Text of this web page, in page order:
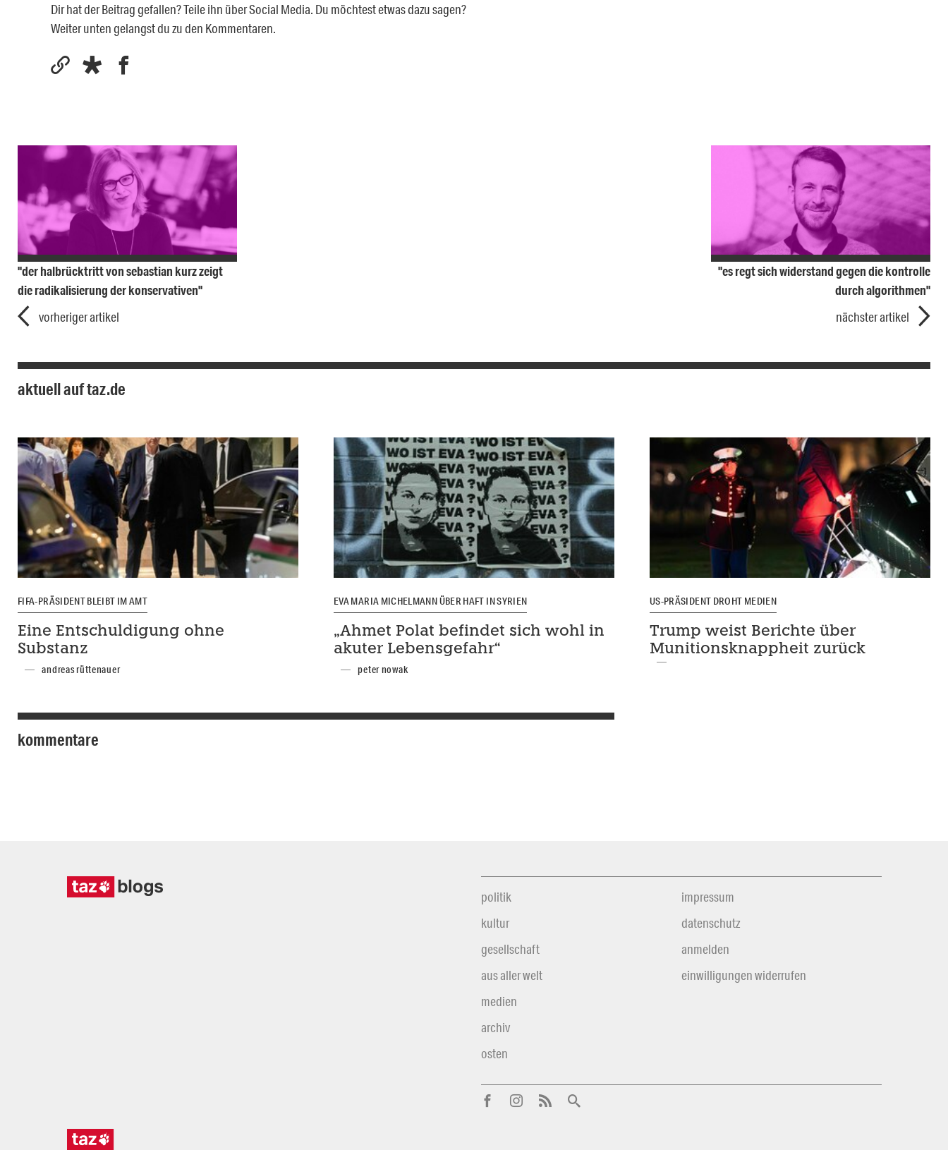
Dir hat der Beitrag gefallen? Teile ihn über Social Media. Du möchtest etwas dazu sagen?
Weiter unten gelangst du zu den Kommentaren.
"der halbrücktritt von sebastian kurz zeigt
die radikalisierung der konservativen"
vorheriger artikel
"es regt sich widerstand gegen die kontrolle
durch algorithmen"
nächster artikel
aktuell auf taz.de
FIFA-PRÄSIDENT BLEIBT IM AMT
Eine Entschuldigung ohne
Substanz
andreas rüttenauer
EVA MARIA MICHELMANN ÜBER HAFT IN SYRIEN
„Ahmet Polat befindet sich wohl in
akuter Lebensgefahr“
peter nowak
US-PRÄSIDENT DROHT MEDIEN
Trump weist Berichte über
Munitionsknappheit zurück
kommentare
politik
kultur
gesellschaft
aus aller welt
medien
archiv
osten
impressum
datenschutz
anmelden
einwilligungen widerrufen